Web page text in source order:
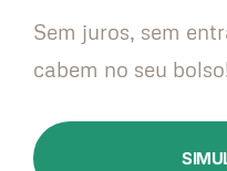
Sem juros, sem
cabem no seu